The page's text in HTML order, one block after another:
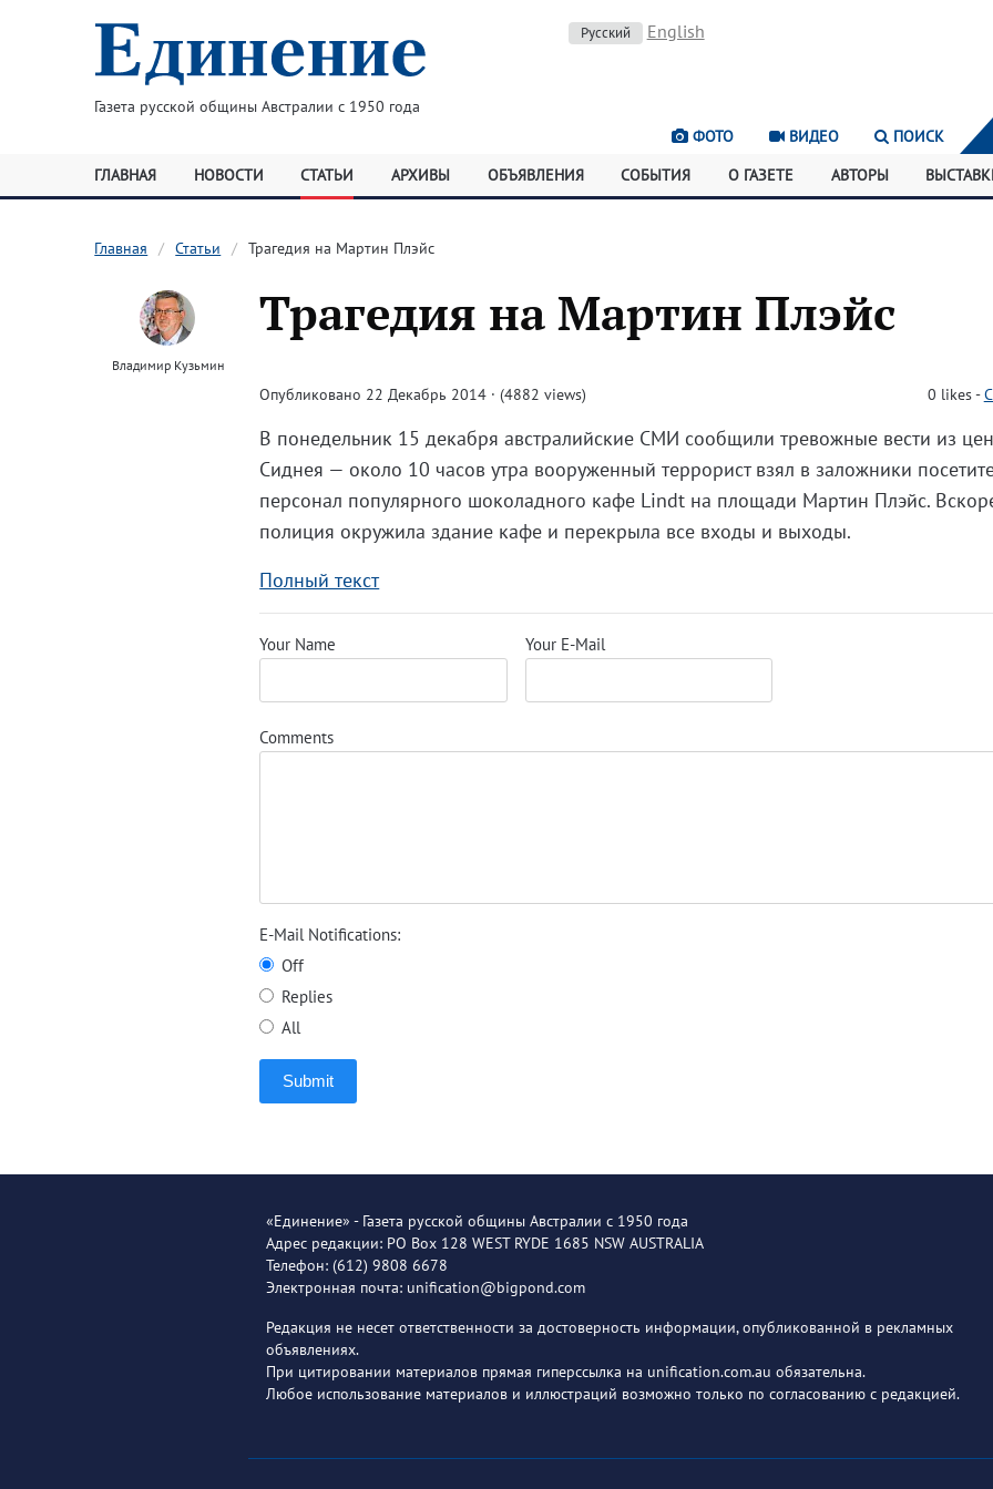
Газета русской общины Австралии с 1950 года
Русский English
ФОТО ВИДЕО
ПОИСК
ГЛАВНАЯ
НОВОСТИ СТАТЬИ АРХИВЫ ОБЪЯВЛЕНИЯ СОБЫТИЯ О ГАЗЕТЕ АВТОРЫ
Главная Статьи Трагедия на Мартин Плэйс
Владимир Кузьмин
Трагедия на Мартин Плэйс
Опубликовано 22 Декабрь 2014 · (4882 views) 0 likes-
В понедельник 15 декабря австралийские СМИ сообщили тревожные вести из
Сиднея — около 10 часов утра вооруженный террорист взял в заложники
персонал популярного шоколадного кафе Lindt на площади Мартин Плэйс.
полиция окружила здание кафе и перекрыла все входы и выходы.
Полный текст
Your Name Your E-Mail
Comments
E-Mail Notifications:
Off
Replies
All
Submit
«Единение» - Газета русской общины Австралии с 1950 года
Адрес редакции: PO Box 128 WEST RYDE 1685 NSW AUSTRALIA
Телефон: (612) 9808 6678
Электронная почта: unification@bigpond.com
Редакция не несет ответственности за достоверность информации, опубликованной в рекламных
объявлениях.
При цитировании материалов прямая гиперссылка на unification.com.au обязательна.
Любое использование материалов и иллюстраций возможно только по согласованию с редакцией.